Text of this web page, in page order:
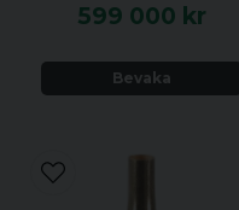
599 000 kr
Bevaka